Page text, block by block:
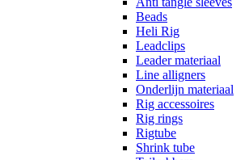
Beads
Heli Rig
Leadclips
Leader materiaal
Line alligners
Onderlijn materiaal
Rig accessoires
Rig rings
Rigtube
Shrink tube